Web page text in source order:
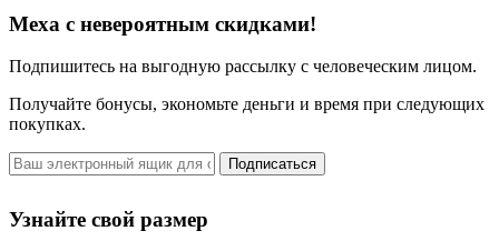
Меха с невероятным скидками!
Подпишитесь на выгодную рассылку с человеческим лицом.
Получайте бонусы, экономьте деньги и время при следующих
покупках.
Подписаться
Узнайте свой размер